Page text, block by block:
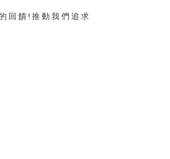
回 饋 ! 推 動 我 們 追 求